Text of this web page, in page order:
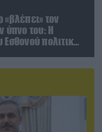
τον
ύπνο του: Η
πολιτικού